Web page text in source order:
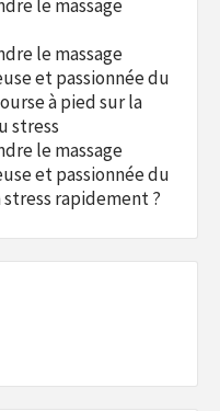
le massage
le massage
et passionnée du
à pied sur la
stress
le massage
et passionnée du
rapidement ?